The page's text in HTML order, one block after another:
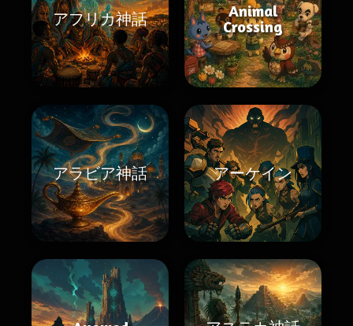
アフリカ神話
Animal
Crossing
アラビア神話 アーケイン